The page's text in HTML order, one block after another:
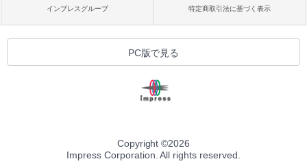
インプレスグループ 特定商取引法に基づく表示
PC版で見る
Copyright ©2026
Impress Corporation. All rights reserved.